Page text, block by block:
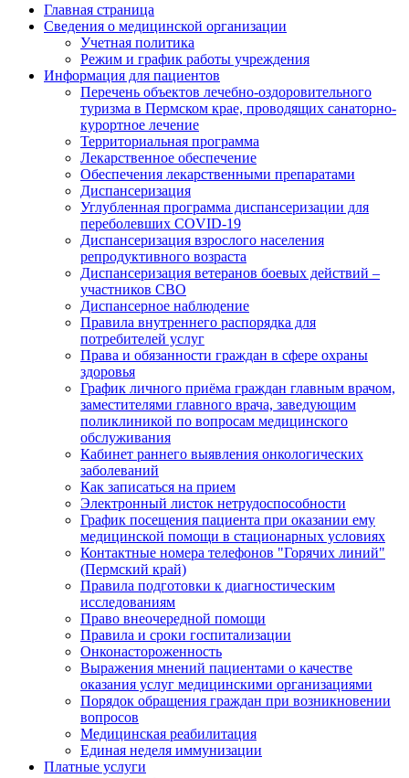
Главная страница
Сведения о медицинской организации
Учетная политика
Режим и график работы учреждения
Информация для пациентов
Перечень объектов лечебно-оздоровительного
туризма в Пермском крае, проводящих санаторно-
курортное лечение
Территориальная программа
Лекарственное обеспечение
Обеспечения лекарственными препаратами
Диспансеризация
Углубленная программа диспансеризации для
переболевших COVID-19
Диспансеризация взрослого населения
репродуктивного возраста
Диспансеризация ветеранов боевых действий –
участников СВО
Диспансерное наблюдение
Правила внутреннего распорядка для
потребителей услуг
Права и обязанности граждан в сфере охраны
здоровья
График личного приёма граждан главным врачом,
заместителями главного врача, заведующим
поликлиникой по вопросам медицинского
обслуживания
Кабинет раннего выявления онкологических
заболеваний
Как записаться на прием
Электронный листок нетрудоспособности
График посещения пациента при оказании ему
медицинской помощи в стационарных условиях
Контактные номера телефонов "Горячих линий"
(Пермский край)
Правила подготовки к диагностическим
исследованиям
Право внеочередной помощи
Правила и сроки госпитализации
Онконастороженность
Выражения мнений пациентами о качестве
оказания услуг медицинскими организациями
Порядок обращения граждан при возникновении
вопросов
Медицинская реабилитация
Единая неделя иммунизации
Платные услуги